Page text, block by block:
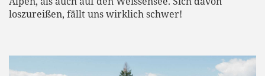
loszureißen, fällt uns wirklich schwer!